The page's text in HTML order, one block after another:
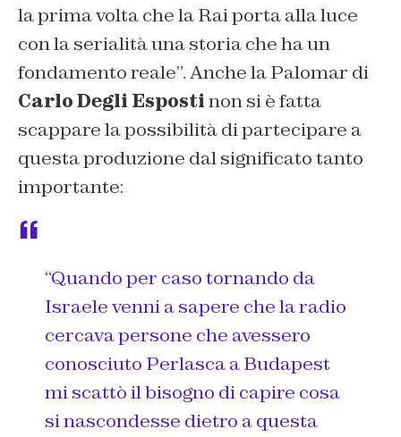
la prima volta che la Rai porta alla luce
con la serialità una storia che ha un
fondamento reale”. Anche la Palomar di
Carlo Degli Espostinon si è fatta
scappare la possibilità di partecipare a
questa produzione dal significato tanto
importante:
“Quando per caso tornando da
Israele venni a sapere che la radio
cercava persone che avessero
conosciuto Perlasca a Budapest
mi scattò il bisogno di capire cosa
si nascondesse dietro a questa